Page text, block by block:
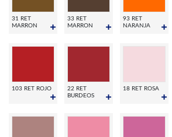
31 RET
MARRON
33 RET
MARRON
93 RET
NARANJA
103 RET ROJO
22 RET
BURDEOS
18 RET ROSA